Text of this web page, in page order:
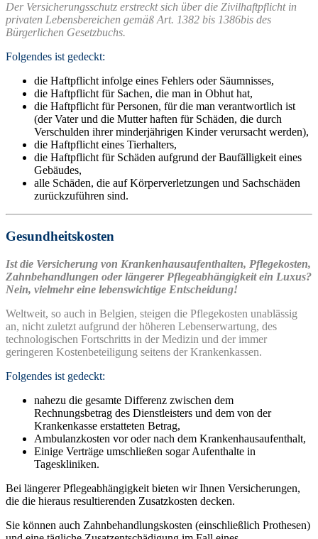
Der Versicherungsschutz erstreckt sich über die Zivilhaftpflicht in
privaten Lebensbereichen gemäß Art. 1382 bis 1386bis des
Bürgerlichen Gesetzbuchs.
Folgendes ist gedeckt:
die Haftpflicht infolge eines Fehlers oder Säumnisses,
die Haftpflicht für Sachen, die man in Obhut hat,
die Haftpflicht für Personen, für die man verantwortlich ist
(der Vater und die Mutter haften für Schäden, die durch
Verschulden ihrer minderjährigen Kinder verursacht werden),
die Haftpflicht eines Tierhalters,
die Haftpflicht für Schäden aufgrund der Baufälligkeit eines
Gebäudes,
alle Schäden, die auf Körperverletzungen und Sachschäden
zurückzuführen sind.
Gesundheitskosten
Ist die Versicherung von Krankenhausaufenthalten, Pflegekosten,
Zahnbehandlungen oder längerer Pflegeabhängigkeit ein Luxus?
Nein, vielmehr eine lebenswichtige Entscheidung!
Weltweit, so auch in Belgien, steigen die Pflegekosten unablässig
an, nicht zuletzt aufgrund der höheren Lebenserwartung, des
technologischen Fortschritts in der Medizin und der immer
geringeren Kostenbeteiligung seitens der Krankenkassen.
Folgendes ist gedeckt:
nahezu die gesamte Differenz zwischen dem
Rechnungsbetrag des Dienstleisters und dem von der
Krankenkasse erstatteten Betrag,
Ambulanzkosten vor oder nach dem Krankenhausaufenthalt,
Einige Verträge umschließen sogar Aufenthalte in
Tageskliniken.
Bei längerer Pflegeabhängigkeit bieten wir Ihnen Versicherungen,
die die hieraus resultierenden Zusatzkosten decken.
Sie können auch Zahnbehandlungskosten (einschließlich Prothesen)